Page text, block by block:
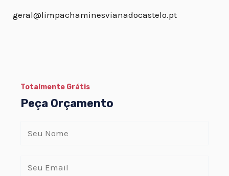
geral@limpachaminesvianadocastelo.pt
Totalmente Grátis
Peça Orçamento